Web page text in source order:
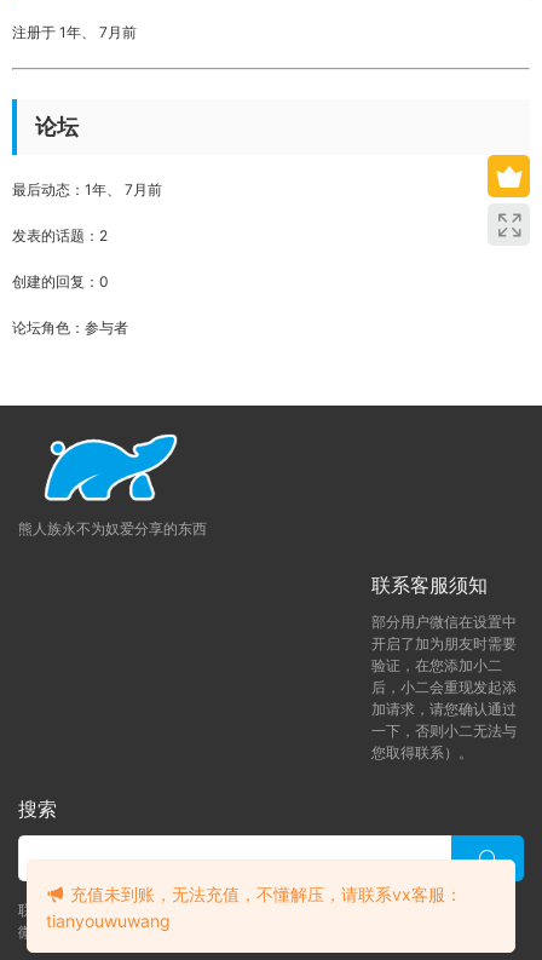
注册于 1年、 7月前
论坛
最后动态：1年、 7月前
发表的话题：2
创建的回复：0
论坛角色：参与者
熊人族永不为奴爱分享的东西
联系客服须知
部分用户微信在设置中
开启了加为朋友时需要
验证，在您添加小二
后，小二会重现发起添
加请求，请您确认通过
一下，否则小二无法与
您取得联系）。
搜索
联系客服 (添加后告诉客服-来自熊人族咨询问题)
微信客服（tianyouwuwang）
充值未到账，无法充值，不懂解压，请联系vx客服：
tianyouwuwang